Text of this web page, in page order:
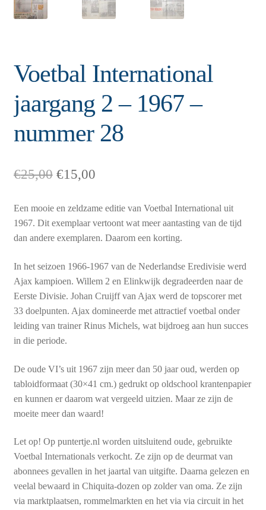
Voetbal International
jaargang 2 – 1967 –
nummer 28
€25,00 Oorspronkelijke
was:
€25,00.
€15,00Huidige
is:
€15,00.
Een mooie en zeldzame editie van Voetbal International uit
1967. Dit exemplaar vertoont wat meer aantasting van de tijd
dan andere exemplaren. Daarom een korting.
In het seizoen 1966-1967 van de Nederlandse Eredivisie werd
Ajax kampioen. Willem 2 en Elinkwijk degradeerden naar de
Eerste Divisie. Johan Cruijff van Ajax werd de topscorer met
33 doelpunten. Ajax domineerde met attractief voetbal onder
leiding van trainer Rinus Michels, wat bijdroeg aan hun succes
in die periode.
De oude VI’s uit 1967 zijn meer dan 50 jaar oud, werden op
tabloidformaat (30×41 cm.) gedrukt op oldschool krantenpapier
en kunnen er daarom wat vergeeld uitzien. Maar ze zijn de
moeite meer dan waard!
Let op! Op puntertje.nl worden uitsluitend oude, gebruikte
Voetbal Internationals verkocht. Ze zijn op de deurmat van
abonnees gevallen in het jaartal van uitgifte. Daarna gelezen en
veelal bewaard in Chiquita-dozen op zolder van oma. Ze zijn
via marktplaatsen, rommelmarkten en het via via circuit in het